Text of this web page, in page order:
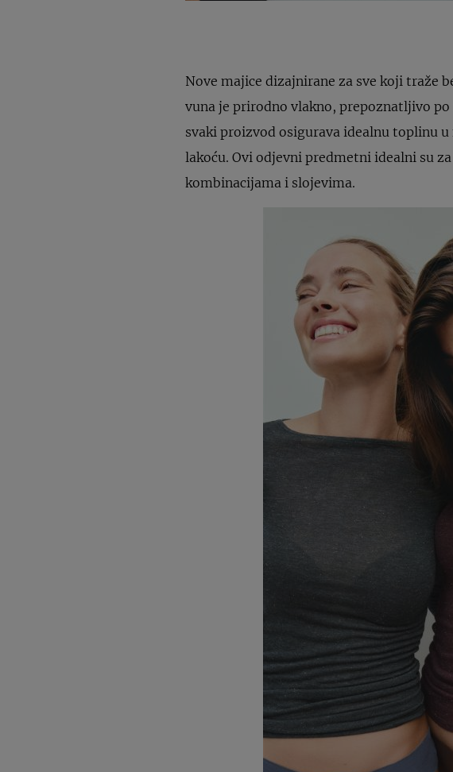
Nove majice dizajnirane za sve koji traže
vuna je prirodno vlakno, prepoznatljivo
svaki proizvod osigurava idealnu toplinu
lakoću. Ovi odjevni predmetni idealni su
kombinacijama i slojevima.